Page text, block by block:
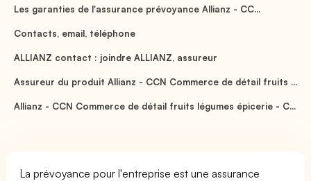
Les garanties de l'assurance prévoyance Allianz - CC...
Contacts, email, téléphone
ALLIANZ contact : joindre ALLIANZ, assureur
Assureur du produit Allianz - CCN Commerce de détail fruits ...
Allianz - CCN Commerce de détail fruits légumes épicerie - C...
La prévoyance pour l'entreprise est une assurance